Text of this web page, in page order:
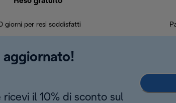
giorni per resi soddisfatti
aggiornato!
il 10% di sconto sul